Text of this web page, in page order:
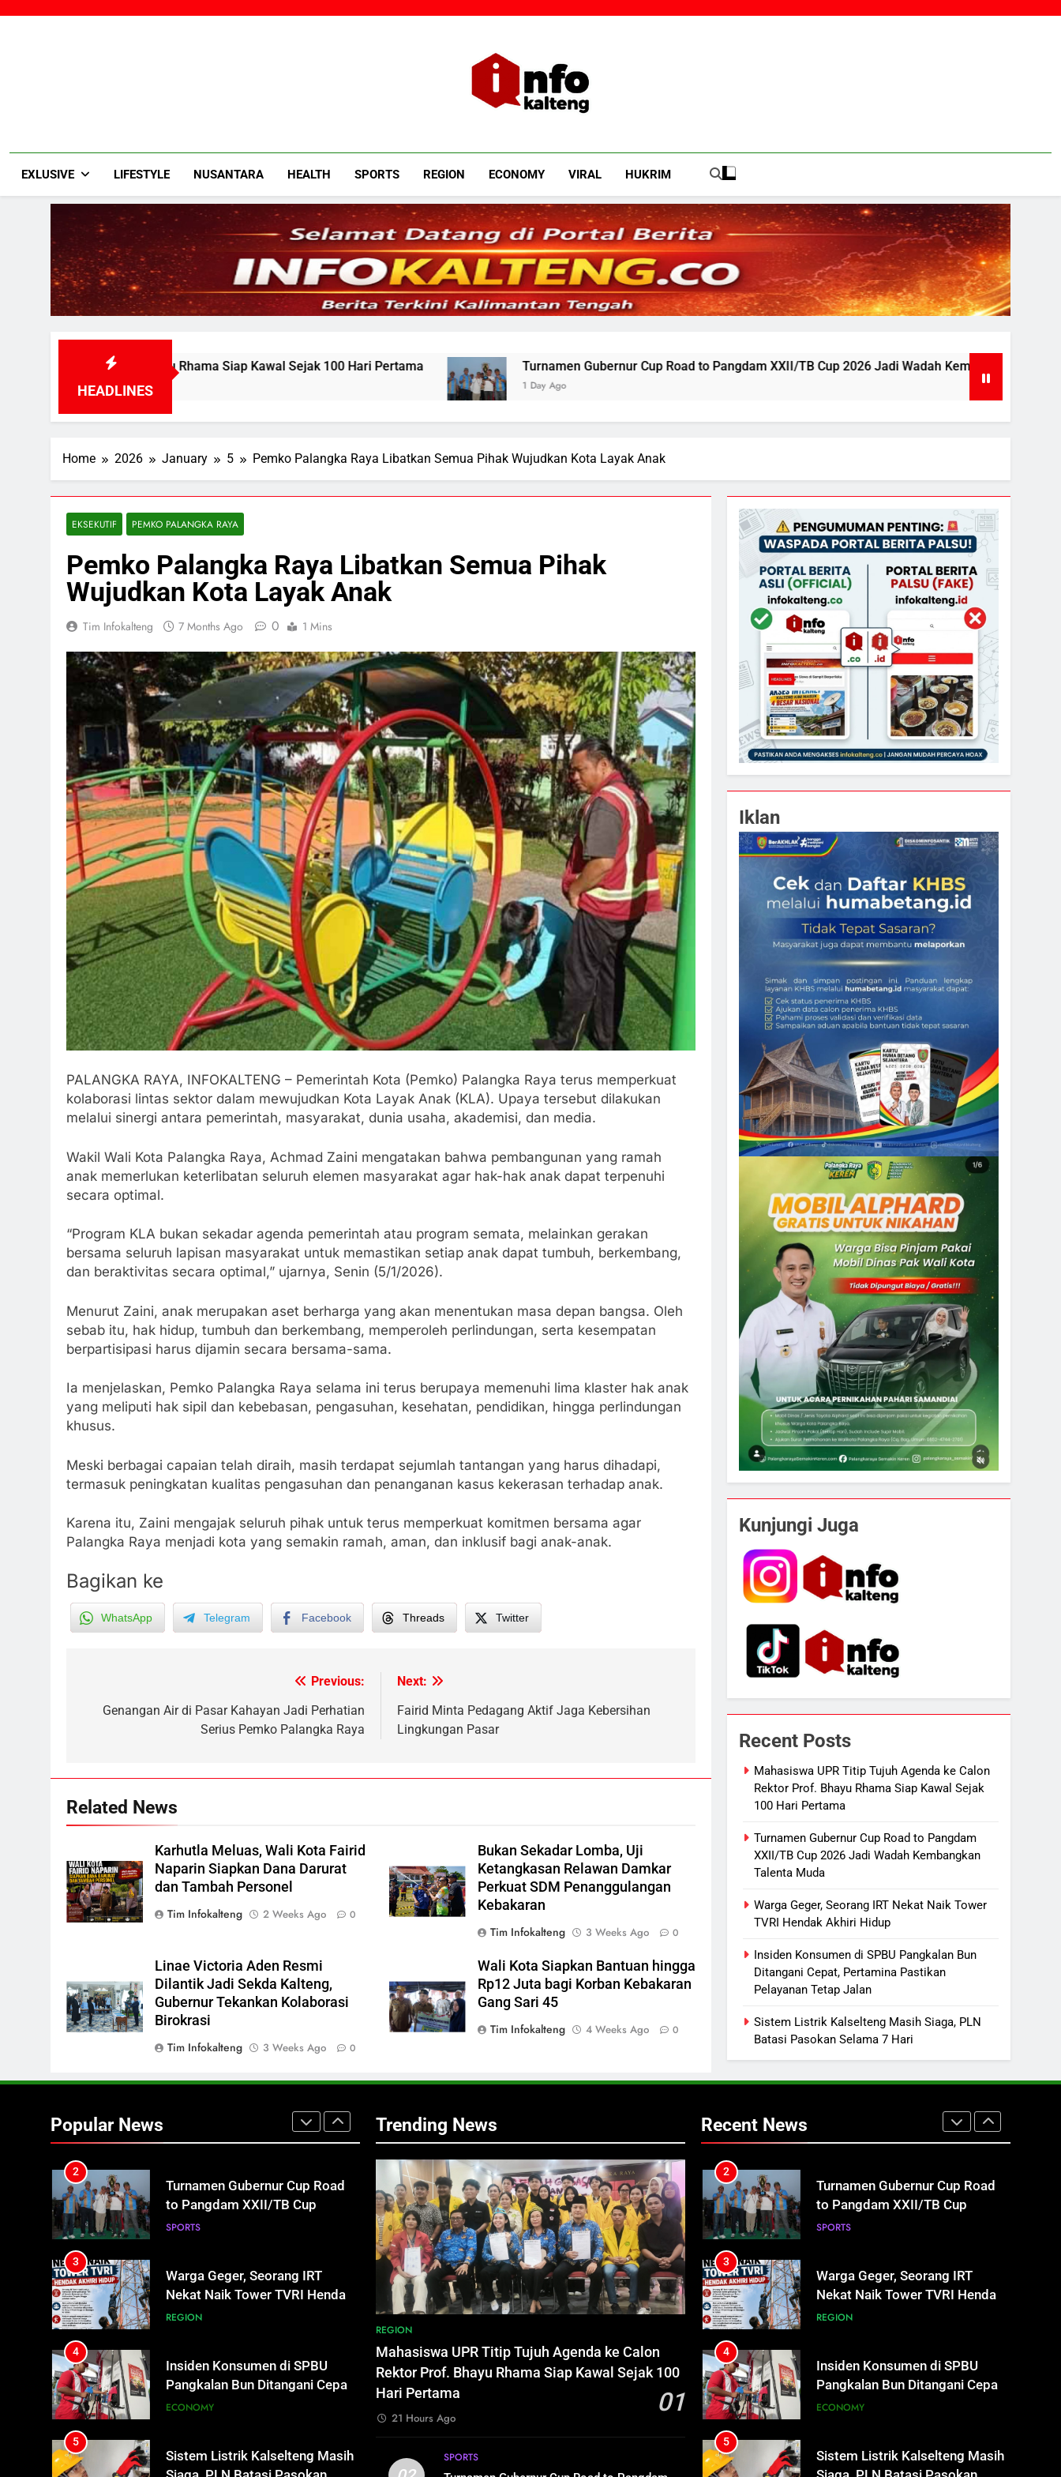
Infokalteng
EXLUSIVE LIFESTYLE NUSANTARA HEALTH SPORTS REGION ECONOMY VIRAL HUKRIM
HEADLINES
Bhayu Rhama Siap Kawal Sejak 100 Hari Pertama Turnamen Gubernur Cup Road to Pangdam XXII/TB Cup 2026 Jadi Wadah Kembangkan Talenta Muda
1 Day Ago
Home 2026 January 5 Pemko Palangka Raya Libatkan Semua Pihak Wujudkan Kota Layak Anak
EKSEKUTIF PEMKO PALANGKA RAYA
Pemko Palangka Raya Libatkan Semua Pihak
Wujudkan Kota Layak Anak
Tim Infokalteng 7 Months Ago 0 1 Mins
PALANGKA RAYA, INFOKALTENG – Pemerintah Kota (Pemko) Palangka Raya terus memperkuat
kolaborasi lintas sektor dalam mewujudkan Kota Layak Anak (KLA). Upaya tersebut dilakukan
melalui sinergi antara pemerintah, masyarakat, dunia usaha, akademisi, dan media.
Wakil Wali Kota Palangka Raya, Achmad Zaini mengatakan bahwa pembangunan yang ramah
anak memerlukan keterlibatan seluruh elemen masyarakat agar hak-hak anak dapat terpenuhi
secara optimal.
“Program KLA bukan sekadar agenda pemerintah atau program semata, melainkan gerakan
bersama seluruh lapisan masyarakat untuk memastikan setiap anak dapat tumbuh, berkembang,
dan beraktivitas secara optimal,” ujarnya, Senin (5/1/2026).
Menurut Zaini, anak merupakan aset berharga yang akan menentukan masa depan bangsa. Oleh
sebab itu, hak hidup, tumbuh dan berkembang, memperoleh perlindungan, serta kesempatan
berpartisipasi harus dijamin secara bersama-sama.
Ia menjelaskan, Pemko Palangka Raya selama ini terus berupaya memenuhi lima klaster hak anak
yang meliputi hak sipil dan kebebasan, pengasuhan, kesehatan, pendidikan, hingga perlindungan
khusus.
Meski berbagai capaian telah diraih, masih terdapat sejumlah tantangan yang harus dihadapi,
termasuk peningkatan kualitas pengasuhan dan penanganan kasus kekerasan terhadap anak.
Karena itu, Zaini mengajak seluruh pihak untuk terus memperkuat komitmen bersama agar
Palangka Raya menjadi kota yang semakin ramah, aman, dan inklusif bagi anak-anak.
Bagikan ke
WhatsApp Telegram Facebook Threads Twitter
navigation
Previous:
Genangan Air di Pasar Kahayan Jadi Perhatian
Serius Pemko Palangka Raya
Next:
Fairid Minta Pedagang Aktif Jaga Kebersihan
Lingkungan Pasar
Related News
Karhutla Meluas, Wali Kota Fairid
Naparin Siapkan Dana Darurat
dan Tambah Personel
Tim Infokalteng
2 Weeks Ago 0
Bukan Sekadar Lomba, Uji
Ketangkasan Relawan Damkar
Perkuat SDM Penanggulangan
Kebakaran
Tim Infokalteng
3 Weeks Ago 0
Linae Victoria Aden Resmi
Dilantik Jadi Sekda Kalteng,
Gubernur Tekankan Kolaborasi
Birokrasi
Tim Infokalteng
3 Weeks Ago 0
Wali Kota Siapkan Bantuan hingga
Rp12 Juta bagi Korban Kebakaran
Gang Sari 45
Tim Infokalteng
4 Weeks Ago 0
Iklan
Kunjungi Juga
Recent Posts
Mahasiswa UPR Titip Tujuh Agenda ke Calon
Rektor Prof. Bhayu Rhama Siap Kawal Sejak
100 Hari Pertama
Turnamen Gubernur Cup Road to Pangdam
XXII/TB Cup 2026 Jadi Wadah Kembangkan
Talenta Muda
Warga Geger, Seorang IRT Nekat Naik Tower
TVRI Hendak Akhiri Hidup
Insiden Konsumen di SPBU Pangkalan Bun
Ditangani Cepat, Pertamina Pastikan
Pelayanan Tetap Jalan
Sistem Listrik Kalselteng Masih Siaga, PLN
Batasi Pasokan Selama 7 Hari
Popular News
Sistem Listrik Kalselteng Masih
6
Distribusi BBM Diperkuat,
SPBU Sampit Segera Terurai
ECONOMY
7
Ketua dan Empat Komisioner
Dana Hibah Pilkada Rp40 Miliar
8
Presiden Prabowo Minta Bahlil
Segera Tuntaskan Pemadaman
Listrik di Kalsel-Teng
NUSANTARA
Agenda ke Calon Rektor Prof.
Bhayu Rhama Siap Kawal Sejak
100 Hari Pertama
2
Turnamen Gubernur Cup Road
to Pangdam XXII/TB Cup
SPORTS
3
Warga Geger, Seorang IRT
Nekat Naik Tower TVRI Hendak
REGION
4
Insiden Konsumen di SPBU
Pangkalan Bun Ditangani Cepat,
ECONOMY
5
Sistem Listrik Kalselteng Masih
Siaga, PLN Batasi Pasokan
Trending News
REGION
Mahasiswa UPR Titip Tujuh Agenda ke Calon
Rektor Prof. Bhayu Rhama Siap Kawal Sejak 100
Hari Pertama
01
21 Hours Ago
SPORTS
Recent News
Sistem Listrik Kalselteng Masih
Selama 7 Hari
ECONOMY
Pertamina Targetkan Antrean di
SPBU Sampit Segera Terurai
ECONOMY
Ketua dan Empat Komisioner
Tersangka Dugaan Korupsi
Dana Hibah Pilkada Rp40 Miliar
HUKUM DAN KRIMINAL
Segera Tuntaskan Pemadaman
Listrik di Kalsel-Teng
NUSANTARA
1
Agenda ke Calon Rektor Prof.
Bhayu Rhama Siap Kawal Sejak
2
Turnamen Gubernur Cup Road
to Pangdam XXII/TB Cup
2026 Jadi Wadah Kembangkan
SPORTS
3
Warga Geger, Seorang IRT
Nekat Naik Tower TVRI Hendak
Akhiri Hidup
REGION
4
Insiden Konsumen di SPBU
Pangkalan Bun Ditangani Cepat,
Pertamina Pastikan Pelayanan
ECONOMY
5
Sistem Listrik Kalselteng Masih